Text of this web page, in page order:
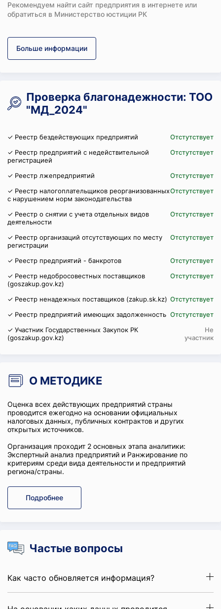
Рекомендуем найти сайт предприятия в интернете или
обратиться в Министерство юстиции РК
Больше информации
Проверка благонадежности: ТОО
"МД_2024"
✓ Реестр бездействующих предприятий
Отстутствует
✓ Реестр предприятий с недействительной
регистрацией
Отстутствует
✓ Реестр лжепредприятий
Отстутствует
✓ Реестр налогоплательщиков реорганизованных
с нарушением норм законодательства
Отстутствует
✓ Реестр о снятии с учета отдельных видов
деятельности
Отстутствует
✓ Реестр организаций отсутствующих по месту
регистрации
Отстутствует
✓ Реестр предприятий - банкротов
Отстутствует
✓ Реестр недобросовестных поставщиков
(goszakup.gov.kz)
Отстутствует
✓ Реестр ненадежных поставщиков (zakup.sk.kz) Отстутствует
✓ Реестр предприятий имеющих задолженность Отстутствует
✓ Участник Государственных Закупок РК
(goszakup.gov.kz)
Не
участник
О МЕТОДИКЕ
Оценка всех действующих предприятий страны
проводится ежегодно на основании официальных
налоговых данных, публичных контрактов и других
открытых источников.
Организация проходит 2 основных этапа аналитики:
Экспертный анализ предприятий и Ранжирование по
критериям среди вида деятельности и предприятий
региона/страны.
Подробнее
Частые вопросы
Как часто обновляется информация?